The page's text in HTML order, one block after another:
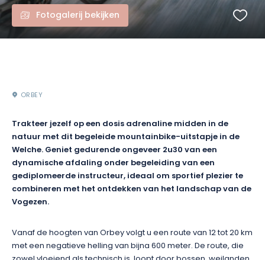
Fotogalerij bekijken
ORBEY
Trakteer jezelf op een dosis adrenaline midden in de
natuur met dit begeleide mountainbike-uitstapje in de
Welche. Geniet gedurende ongeveer 2u30 van een
dynamische afdaling onder begeleiding van een
gediplomeerde instructeur, ideaal om sportief plezier te
combineren met het ontdekken van het landschap van de
Vogezen.
Vanaf de hoogten van Orbey volgt u een route van 12 tot 20 km
met een negatieve helling van bijna 600 meter. De route, die